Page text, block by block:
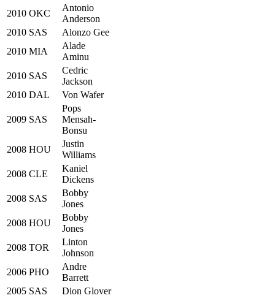
2010 OKC
Antonio
Anderson
2010 SAS
Alonzo Gee
2010 MIA
Alade
Aminu
2010 SAS
Cedric
Jackson
2010 DAL Von Wafer
2009 SAS
Pops
Mensah-
Bonsu
2008 HOU
Justin
Williams
2008 CLE
Kaniel
Dickens
2008 SAS
Bobby
Jones
2008 HOU
Bobby
Jones
2008 TOR
Linton
Johnson
2006 PHO
Andre
Barrett
2005 SAS
Dion Glover